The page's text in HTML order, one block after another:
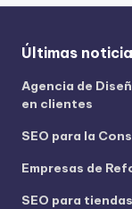
Últimas
Agencia de
en clientes
SEO para la
Empresas de
SEO para